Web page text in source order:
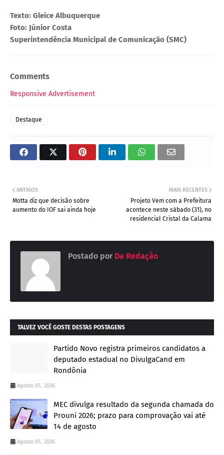
Texto: Gleice Albuquerque
Foto: Júnior Costa
Superintendência Municipal de Comunicação (SMC)
Comments
Responsive Advertisement
Destaque
MAIS RECENTES
Projeto Vem com a Prefeitura
acontece neste sábado (31), no
residencial Cristal da Calama
ANTIGOS
Motta diz que decisão sobre
aumento do IOF sai ainda hoje
Postado por Da Redação
TALVEZ VOCÊ GOSTE DESTAS POSTAGENS
Partido Novo registra primeiros candidatos a
deputado estadual no DivulgaCand em
Rondônia
Agosto 05, 2026
MEC divulga resultado da segunda chamada do
Prouni 2026; prazo para comprovação vai até
14 de agosto
Agosto 05, 2026